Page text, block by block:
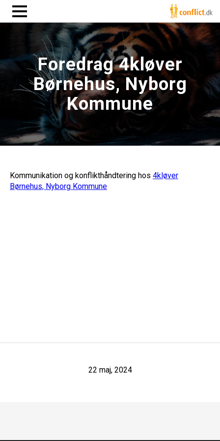
Foredrag 4kløver
Børnehus, Nyborg
Kommune
Kommunikation og konflikthåndtering hos 4kløver
Børnehus, Nyborg Kommune
22 maj, 2024